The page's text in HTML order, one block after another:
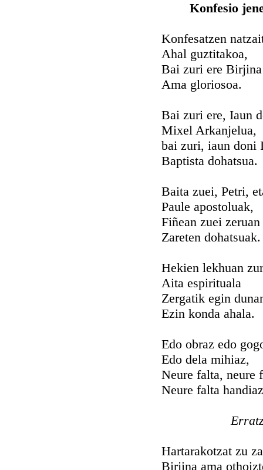
Konfesio
Konfesatzen
Ahal guztitakoa,
Bai zuri ere Birjina
Ama gloriosoa.
Bai zuri ere, Iaun
Mixel Arkanjelua,
bai zuri, iaun doni
Baptista dohatsua.
Baita zuei, Petri,
Paule apostoluak,
Fiñean zuei zeruan
Zareten dohatsuak.
Hekien lekhuan
Aita espirituala
Zergatik egin
Ezin konda ahala.
Edo obraz edo
Edo dela mihiaz,
Neure falta, neure
Neure falta
Hartarakotzat zu
Birjina ama